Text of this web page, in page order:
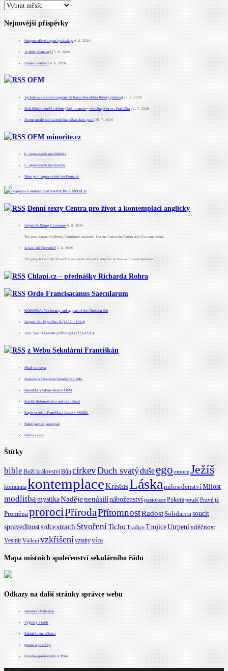
ARCHIV
Nejnovější příspěvky
Nespravedlivé utrpení pokračuje 6. 8. 2026
Je Bůh všemocný? 5. 8. 2026
Utrpení a mlčení 4. 8. 2026
OFM
Vychází audiokniha vzpomínek bratra Benedikta Holoty (zdarma) 25. 7. 2026
Bob Fliedr natočil s dětmi píseň na motivy chvalozpěvu sv. Františka 22. 7. 2026
Zveme mladé lidi na letní františkánskou pouť 20. 7. 2026
OFM minorite.cz
6. srpna svátek má Oldřiška
5. srpna svátek má Kristián
Dnes je 4. srpna svátek má Dominik
OFM KAPUCÍNI V MÉDIÍCH
Denní texty Centra pro život a kontemplaci anglicky
Unjust Suffering Continues 6. 8. 2026
The post Unjust Suffering Continues appeared first on Center for Action and Contemplation.
Is God All Powerful? 5. 8. 2026
The post Is God All Powerful? appeared first on Center for Action and Contemplation.
Chlapi.cz – přednášky Richarda Rohra
Ordo Francisacanus Saecularum
KOINÕNIA: The beauty and appeal of the Christian life
August: St. Pope Pius X (1835 – 1914)
July: Saint Elisabeth of Portugal (1271-1336)
z Webu Sekulární Františkán
Píseň tvorstva
Rohožková kapitula Sekulárního řádu
Benedikt Vladimír Holota OFM
Soužití dokonalosti s nedokonalostí
Kaple svatého Františka z Assisi v Oldřiši.
Našel jsem co jsem psal
Křížová cesta
Štítky
bible Boží královstvíBůhcírkevDuch svatýdušeego emoceJežíš
komunitakontemplaceKristusLáska milosrdenstvíMilost
modlitbamystikaNadějenenásilínáboženstvípastoracePokorapoušťPravé já
Proměna prorociPřírodaPřítomnostRadostSolidarita soucit
spravedlnostsrdcestrach StvořeníTicho TradiceTrojiceUtrpenívděčnost
VesmírVtělenívzkříšenívztahyvíra
Mapa místních společenství sekulárního řádu
Odkazy na další stránky správce webu
Sekulární františkán
Výpisky z knih
Zahrádka františkána
poezie a povídky
Kronika společenství v Plzni